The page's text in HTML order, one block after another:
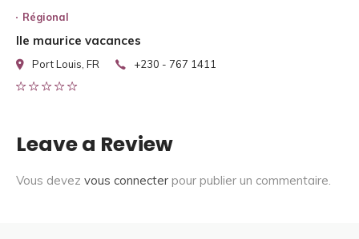
Régional
Ile maurice vacances
Port Louis, FR +230 - 767 1411
Leave a Review
Vous devez vous connecter pour publier un commentaire.